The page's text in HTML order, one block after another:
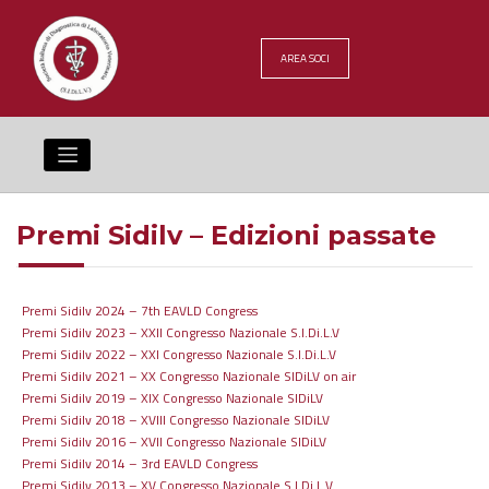
content
AREA SOCI
Premi Sidilv – Edizioni passate
Premi Sidilv 2024 – 7th EAVLD Congress
Premi Sidilv 2023 – XXII Congresso Nazionale S.I.Di.L.V
Premi Sidilv 2022 – XXI Congresso Nazionale S.I.Di.L.V
Premi Sidilv 2021 – XX Congresso Nazionale SIDiLV on air
Premi Sidilv 2019 – XIX Congresso Nazionale SIDiLV
Premi Sidilv 2018 – XVIII Congresso Nazionale SIDiLV
Premi Sidilv 2016 – XVII Congresso Nazionale SIDiLV
Premi Sidilv 2014 – 3rd EAVLD Congress